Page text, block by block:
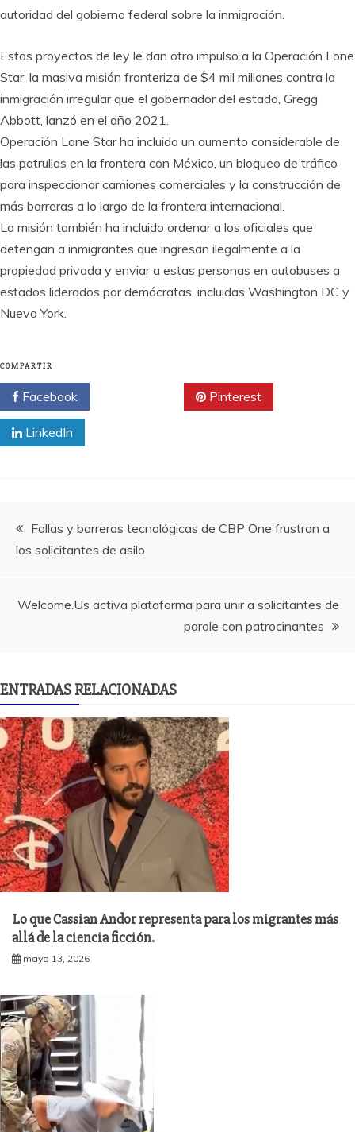
autoridad del gobierno federal sobre la inmigración.
Estos proyectos de ley le dan otro impulso a la Operación Lone
Star, la masiva misión fronteriza de $4 mil millones contra la
inmigración irregular que el gobernador del estado, Gregg
Abbott, lanzó en el año 2021.
Operación Lone Star ha incluido un aumento considerable de
las patrullas en la frontera con México, un bloqueo de tráfico
para inspeccionar camiones comerciales y la construcción de
más barreras a lo largo de la frontera internacional.
La misión también ha incluido ordenar a los oficiales que
detengan a inmigrantes que ingresan ilegalmente a la
propiedad privada y enviar a estas personas en autobuses a
estados liderados por demócratas, incluidas Washington DC y
Nueva York.
COMPARTIR
Facebook Pinterest
LinkedIn
Navegación
de
entradas
Fallas y barreras tecnológicas de CBP One frustran a
los solicitantes de asilo
Welcome.Us activa plataforma para unir a solicitantes de
parole con patrocinantes
ENTRADAS RELACIONADAS
Lo que Cassian Andor representa para los migrantes más
allá de la ciencia ficción.
mayo 13, 2026